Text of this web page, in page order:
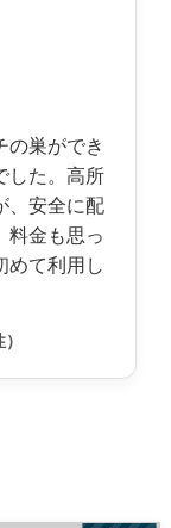
の巣ができ
した。高所
、安全に配
料金も思っ
めて利用し